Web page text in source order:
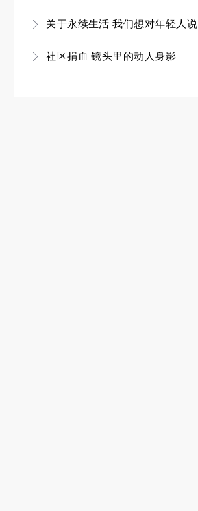
关于永续生活 我们想对年轻人说
社区捐血 镜头里的动人身影